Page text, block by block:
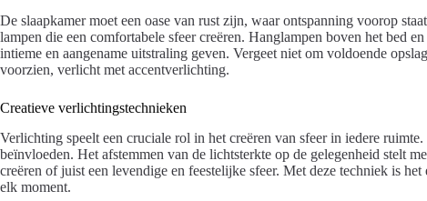
De slaapkamer moet een oase van rust zijn, waar ontspanning voorop
lampen die een comfortabele sfeer creëren. Hanglampen boven het bed
intieme en aangename uitstraling geven. Vergeet niet om voldoende
voorzien, verlicht met accentverlichting.
Creatieve verlichtingstechnieken
Verlichting speelt een cruciale rol in het creëren van sfeer in iedere
beïnvloeden. Het afstemmen van de lichtsterkte op de gelegenheid stelt
creëren of juist een levendige en feestelijke sfeer. Met deze techniek is
elk moment.